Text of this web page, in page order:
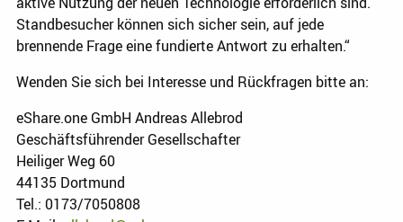
Standbesucher können sich sicher sein, auf jede
brennende Frage eine fundierte Antwort zu erhalten.“
Wenden Sie sich bei Interesse und Rückfragen bitte an:
eShare.one GmbH Andreas Allebrod
Geschäftsführender Gesellschafter
Heiliger Weg 60
44135 Dortmund
Tel.: 0173/7050808